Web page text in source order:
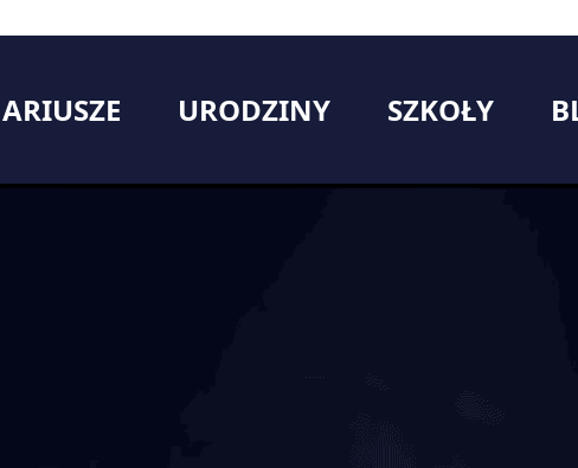
URODZINY SZKOŁY